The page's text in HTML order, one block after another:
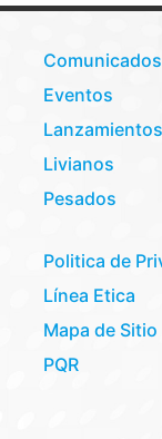
Comunicados
Eventos
Lanzamientos
Livianos
Pesados
Politica de
Línea Etica
Mapa de Sitio
PQR